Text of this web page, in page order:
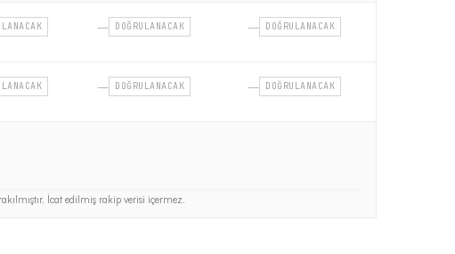
— DOĞRULANACAK — DOĞRULANACAK
— DOĞRULANACAK — DOĞRULANACAK
İcat edilmiş rakip verisi içermez.